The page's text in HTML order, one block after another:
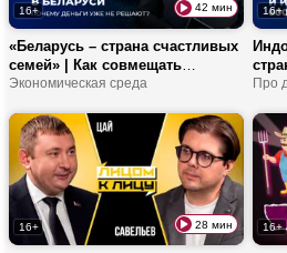
16+ 42 мин
«Беларусь – страна счастливых
семей» | Как совмещать
родительство с работой? | Про
Экономическая среда
16+
Про
16+ 28 мин 16+